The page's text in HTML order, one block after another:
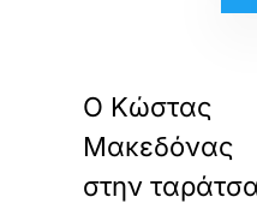
Ο Κώστας
Μακεδόνας
στην